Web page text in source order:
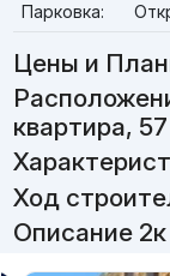
Парковка:
Цены и
квартира,
Ход
Описание